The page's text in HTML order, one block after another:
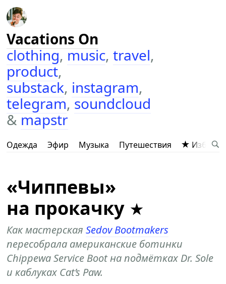
Vacations On
clothing,music,travel,
product,
substack, instagram,
telegram,soundcloud
&mapstr
Одежда Эфир Музыка Путешествия
«Чиппевы»
на прокачку
Как мастерскаяSedov Bootmakers
пересобрала американские ботинки
Chippewa Service Boot на подмётках Dr. Sole
и каблуках Cat’s Paw.